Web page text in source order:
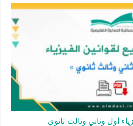
أول وثاني وثالث ثانوي